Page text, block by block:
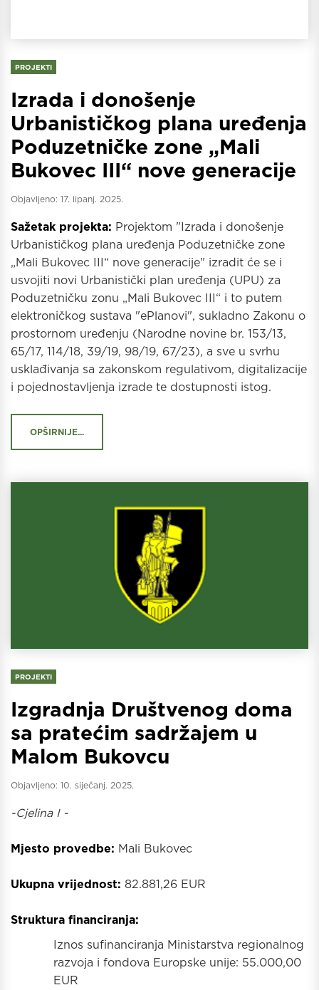
PROJEKTI
Izrada i donošenje
Urbanističkog plana uređenja
Poduzetničke zone „Mali
Bukovec III“ nove generacije
Objavljeno: 17. lipanj. 2025.
Sažetak projekta: Projektom "Izrada i donošenje
Urbanističkog plana uređenja Poduzetničke zone
„Mali Bukovec III“ nove generacije" izradit će se i
usvojiti novi Urbanistički plan uređenja (UPU) za
Poduzetničku zonu „Mali Bukovec III“ i to putem
elektroničkog sustava "ePlanovi", sukladno Zakonu o
prostornom uređenju (Narodne novine br. 153/13,
65/17, 114/18, 39/19, 98/19, 67/23), a sve u svrhu
usklađivanja sa zakonskom regulativom, digitalizacije
i pojednostavljenja izrade te dostupnosti istog.
OPŠIRNIJE...
PROJEKTI
Izgradnja Društvenog doma
sa pratećim sadržajem u
Malom Bukovcu
Objavljeno: 10. siječanj. 2025.
-Cjelina I -
Mjesto provedbe: Mali Bukovec
Ukupna vrijednost: 82.881,26 EUR
Struktura financiranja:
Iznos sufinanciranja Ministarstva regionalnog
razvoja i fondova Europske unije: 55.000,00
EUR